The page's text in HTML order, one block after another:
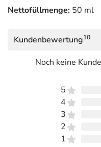
Nettofüllmenge: 50 ml
Kundenbewertung10
Noch keine
5
4
3
2
1